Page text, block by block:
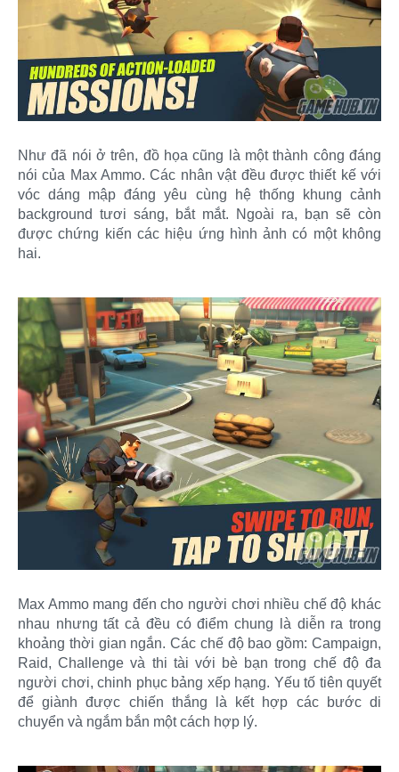
Như đã nói ở trên, đồ họa cũng là một thành công đáng
nói của Max Ammo. Các nhân vật đều được thiết kế với
vóc dáng mập đáng yêu cùng hệ thống khung cảnh
background tươi sáng, bắt mắt. Ngoài ra, bạn sẽ còn
được chứng kiến các hiệu ứng hình ảnh có một không
hai.
Max Ammo mang đến cho người chơi nhiều chế độ khác
nhau nhưng tất cả đều có điểm chung là diễn ra trong
khoảng thời gian ngắn. Các chế độ bao gồm: Campaign,
Raid, Challenge và thi tài với bè bạn trong chế độ đa
người chơi, chinh phục bảng xếp hạng. Yếu tố tiên quyết
để giành được chiến thắng là kết hợp các bước di
chuyển và ngắm bắn một cách hợp lý.